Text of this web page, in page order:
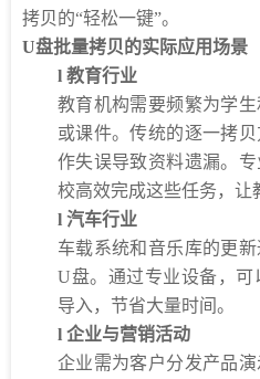
拷贝的“轻松一键”。
U盘批量拷贝的实际应用场景
l 教育行业
教育机构需要频繁为学
或课件。传统的逐一拷
作失误导致资料遗漏。
校高效完成这些任务，让
l 汽车行业
车载系统和音乐库的更
U盘。通过专业设备，
导入，节省大量时间。
l 企业与营销活动
企业需为客户分发产品